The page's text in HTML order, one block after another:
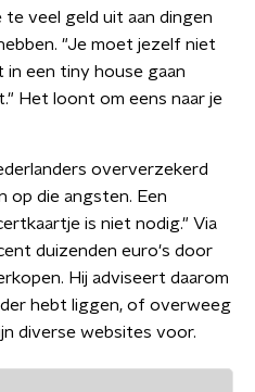
veel geld uit aan dingen
"Je moet jezelf niet
in een tiny house gaan
Het loont om eens naar je
oververzekerd
op die angsten. Een
is niet nodig." Via
duizenden euro's door
Hij adviseert daarom
hebt liggen, of overweeg
diverse websites voor.